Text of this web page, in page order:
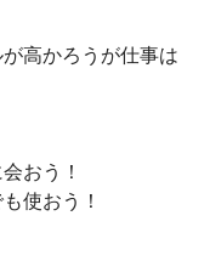
高かろうが仕事は
おう！
使おう！